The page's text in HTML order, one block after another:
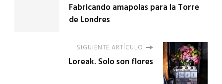
Fabricando amapolas para la Torre
de Londres
SIGUIENTE ARTÍCULO
Loreak. Solo son flores